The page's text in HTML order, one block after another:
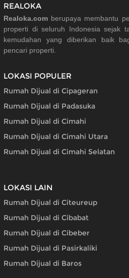
REALOKA
Realoka.com berupaya membantu
properti di seluruh Indonesia sejak
kemudahan yang diberikan baik
pencari properti.
LOKASI POPULER
Rumah Dijual di Cipageran
Rumah Dijual di Padasuka
Rumah Dijual di Cimahi
Rumah Dijual di Cimahi Utara
Rumah Dijual di Cimahi Selatan
LOKASI LAIN
Rumah Dijual di Citeureup
Rumah Dijual di Cibabat
Rumah Dijual di Cibeber
Rumah Dijual di Pasirkaliki
Rumah Dijual di Baros